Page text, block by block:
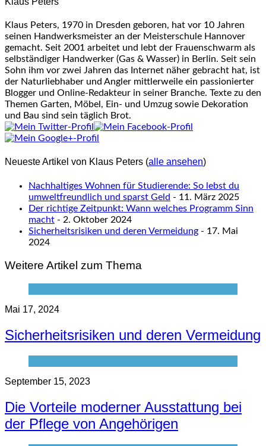
Klaus Peters, 1970 in Dresden geboren, hat vor 10 Jahren
seinen Handwerksmeister an der Meisterschule Hannover
gemacht. Seit 2001 arbeitet und lebt der Frauenschwarm als
selbständiger Handwerker (Gas & Wasser) in Berlin. Seit sein
Sohn ihm vor zwei Jahren das Internet näher gebracht hat, ist
der Naturliebhaber und Angler mittlerweile ein passionierter
Blogger und Online-Redakteur in seiner Branche. Texte zu den
Themen Garten, Möbel, Ein- und Umzug sowie Dekoration
und Bau sind sein täglich Brot.
Neueste Artikel von Klaus Peters (alle ansehen)
Nachhaltiges Wohnen für Studierende: So lebst du
umweltfreundlich und sparst Geld - 11. März 2025
Der richtige Zeitpunkt: Wann welches Programm Sinn
macht - 2. Oktober 2024
Sicherheitsrisiken und deren Vermeidung - 17. Mai
2024
Weitere Artikel zum Thema
Mai 17, 2024
Sicherheitsrisiken und deren Vermeidung
September 15, 2023
Die Vorteile moderner Ausstattung bei
der Pflege von Angehörigen